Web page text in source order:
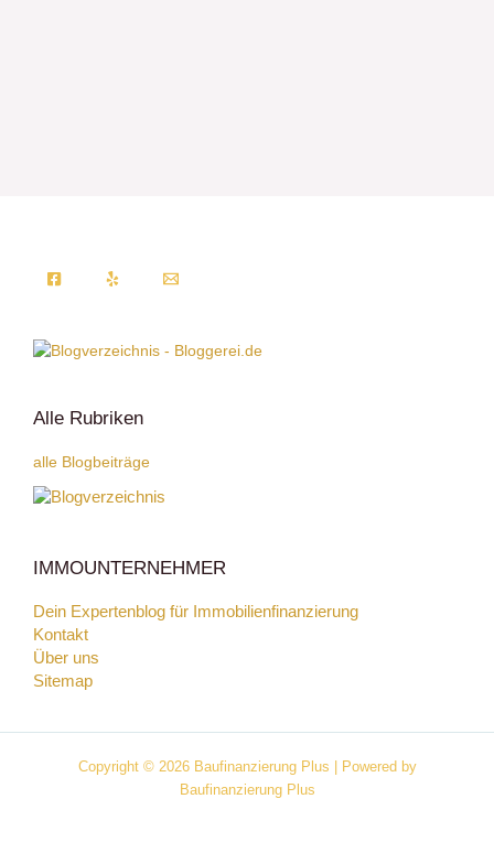
Alle Rubriken
alle Blogbeiträge
IMMOUNTERNEHMER
Dein Expertenblog für Immobilienfinanzierung
Kontakt
Über uns
Sitemap
Copyright © 2026 Baufinanzierung Plus | Powered by
Baufinanzierung Plus